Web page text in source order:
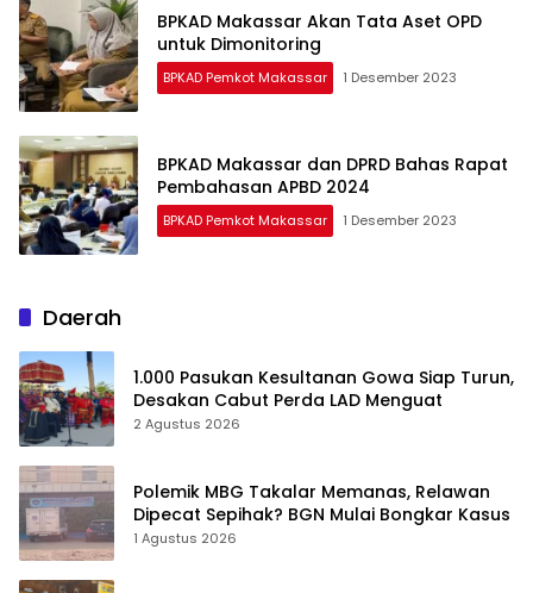
BPKAD Makassar Akan Tata Aset OPD
untuk Dimonitoring
BPKAD Pemkot Makassar 1 Desember 2023
BPKAD Makassar dan DPRD Bahas Rapat
Pembahasan APBD 2024
BPKAD Pemkot Makassar 1 Desember 2023
Daerah
1.000 Pasukan Kesultanan Gowa Siap Turun,
Desakan Cabut Perda LAD Menguat
2 Agustus 2026
Polemik MBG Takalar Memanas, Relawan
Dipecat Sepihak? BGN Mulai Bongkar Kasus
1 Agustus 2026